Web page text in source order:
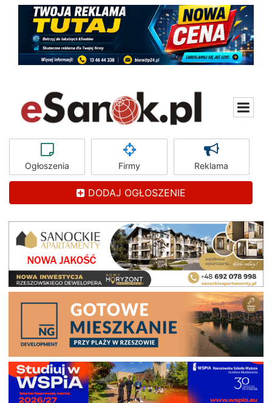
Ogłoszenia Firmy Reklama
DODAJ OGŁOSZENIE